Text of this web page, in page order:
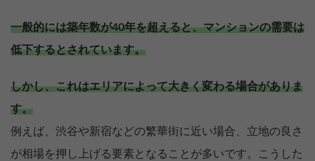
一般的には築年数が40年を超えると、マンションの需要は
低下するとされています。
しかし、これはエリアによって大きく変わる場合がありま
す。
例えば、渋谷や新宿などの繁華街に近い場合、立地の良さ
が相場を押し上げる要素となることが多いです。こうした